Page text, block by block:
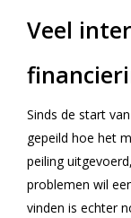
Veel
Sinds de start
gepeild hoe het
peiling
problemen wil
vinden is echter